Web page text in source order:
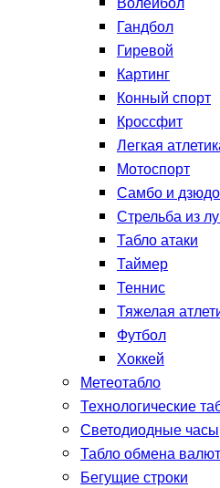
Гандбол
Гиревой
Картинг
Конный спорт
Кроссфит
Легкая
Мотоспорт
Самбо и дзюдо
Стрельба из
Табло атаки
Таймер
Теннис
Тяжелая
Футбол
Хоккей
Метеотабло
Технологические
Светодиодные часы
Табло обмена
Бегущие строки